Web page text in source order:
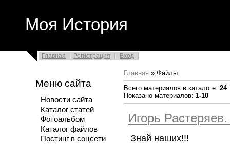
Моя История
Главная Регистрация Вход
Меню сайта
Новости сайта
Каталог статей
Фотоальбом
Каталог файлов
Постинг в соцсети
Главная » Файлы
Всего материалов в каталоге: 24
Показано материалов: 1-10
Игорь
Знай наших!!!